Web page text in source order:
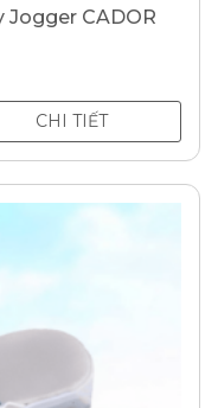
Jogger CADOR
CHI TIẾT